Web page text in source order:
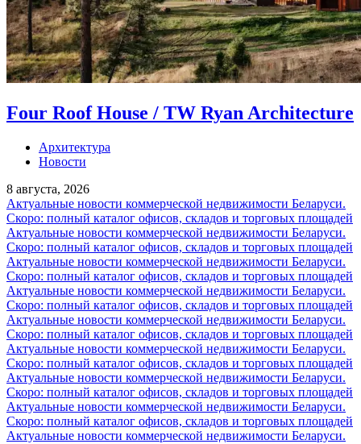
Four Roof House / TW Ryan Architecture
Архитектура
Новости
8 августа, 2026
Актуальные новости коммерческой недвижимости Беларуси.
Скоро: полный каталог офисов, складов и торговых площадей
Актуальные новости коммерческой недвижимости Беларуси.
Скоро: полный каталог офисов, складов и торговых площадей
Актуальные новости коммерческой недвижимости Беларуси.
Скоро: полный каталог офисов, складов и торговых площадей
Актуальные новости коммерческой недвижимости Беларуси.
Скоро: полный каталог офисов, складов и торговых площадей
Актуальные новости коммерческой недвижимости Беларуси.
Скоро: полный каталог офисов, складов и торговых площадей
Актуальные новости коммерческой недвижимости Беларуси.
Скоро: полный каталог офисов, складов и торговых площадей
Актуальные новости коммерческой недвижимости Беларуси.
Скоро: полный каталог офисов, складов и торговых площадей
Актуальные новости коммерческой недвижимости Беларуси.
Скоро: полный каталог офисов, складов и торговых площадей
Актуальные новости коммерческой недвижимости Беларуси.